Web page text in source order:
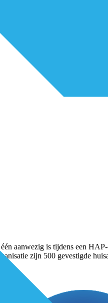
aanwezig is tijdens een
zijn 500 gevestigde